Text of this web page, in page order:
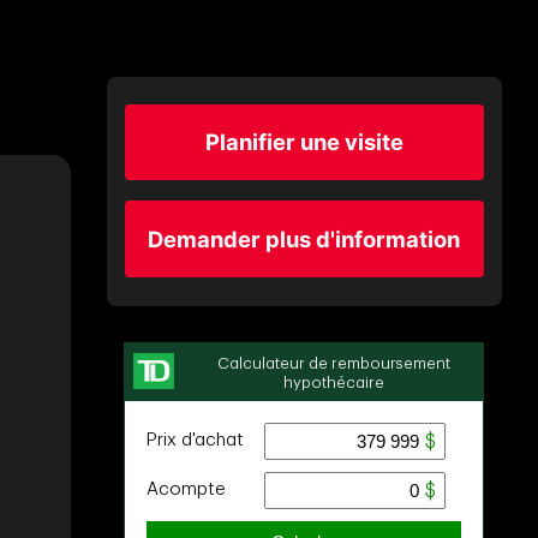
Planifier une visite
Demander plus d'information